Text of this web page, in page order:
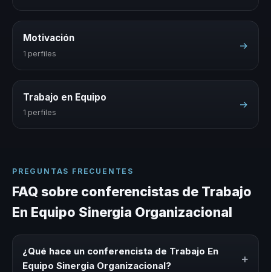
Motivación
1 perfiles
→
Trabajo en Equipo
1 perfiles
→
PREGUNTAS FRECUENTES
FAQ sobre conferencistas de Trabajo
En Equipo Sinergia Organizacional
¿Qué hace un conferencista de Trabajo En
Equipo Sinergia Organizacional?
+